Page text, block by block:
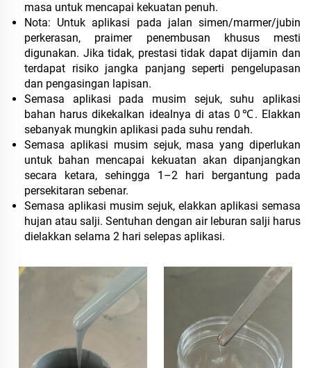
masa untuk mencapai kekuatan penuh.
Nota: Untuk aplikasi pada jalan simen/marmer/jubin
perkerasan, praimer penembusan khusus mesti
digunakan. Jika tidak, prestasi tidak dapat dijamin dan
terdapat risiko jangka panjang seperti pengelupasan
dan pengasingan lapisan.
Semasa aplikasi pada musim sejuk, suhu aplikasi
bahan harus dikekalkan idealnya di atas 0℃. Elakkan
sebanyak mungkin aplikasi pada suhu rendah.
Semasa aplikasi musim sejuk, masa yang diperlukan
untuk bahan mencapai kekuatan akan dipanjangkan
secara ketara, sehingga 1–2 hari bergantung pada
persekitaran sebenar.
Semasa aplikasi musim sejuk, elakkan aplikasi semasa
hujan atau salji. Sentuhan dengan air leburan salji harus
dielakkan selama 2 hari selepas aplikasi.